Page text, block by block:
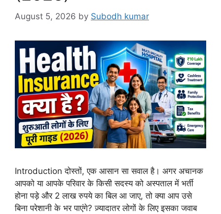
August 5, 2026 by Subodh kumar
Introduction दोस्तों, एक आसान सा सवाल है। अगर अचानक
आपको या आपके परिवार के किसी सदस्य को अस्पताल में भर्ती
होना पड़े और 2 लाख रुपये का बिल आ जाए, तो क्या आप उसे
बिना परेशानी के भर पाएंगे? ज़्यादातर लोगों के लिए इसका जवाब